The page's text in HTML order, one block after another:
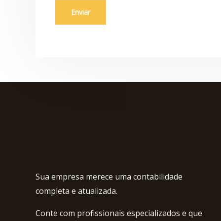
*
Enviar
Sua empresa merece uma contabilidade
completa e atualizada.
Conte com profissionais especializados e que